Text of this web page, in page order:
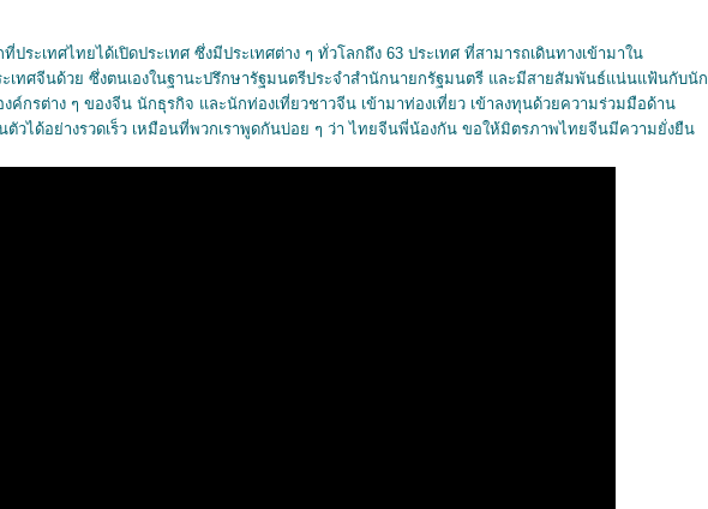
ประเทศไทยได้เปิดประเทศ ซึ่งมีประเทศต่าง ๆ ทั่วโลกถึง 63 ประเทศ ที่สามารถเดินทางเข้ามาใน
เทศจีนด้วย ซึ่งตนเองในฐานะปรึกษารัฐมนตรีประจำสำนักนายกรัฐมนตรี และมีสายสัมพันธ์แน่นแฟ้นกับนัก
กรต่าง ๆ ของจีน นักธุรกิจ และนักท่องเที่ยวชาวจีน เข้ามาท่องเที่ยว เข้าลงทุนด้วยความร่วมมือด้าน
ตัวได้อย่างรวดเร็ว เหมือนที่พวกเราพูดกันบ่อย ๆ ว่า ไทยจีนพี่น้องกัน ขอให้มิตรภาพไทยจีนมีความยั่งยืน